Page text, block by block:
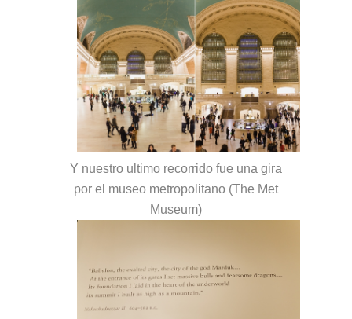
Y nuestro ultimo recorrido fue una gira
por el museo metropolitano (The Met
Museum)